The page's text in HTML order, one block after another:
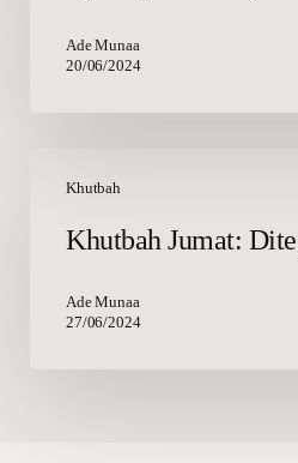
Ade Munaa
20/06/2024
Khutbah
Jumat:
Khutbah Jumat:
Ade Munaa
27/06/2024